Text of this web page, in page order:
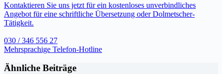
Kontaktieren Sie uns jetzt für ein kostenloses unverbindliches
Angebot für eine schriftliche Übersetzung oder Dolmetscher-
Tätigkeit.
030 / 346 556 27
Mehrsprachige Telefon-Hotline
Ähnliche Beiträge